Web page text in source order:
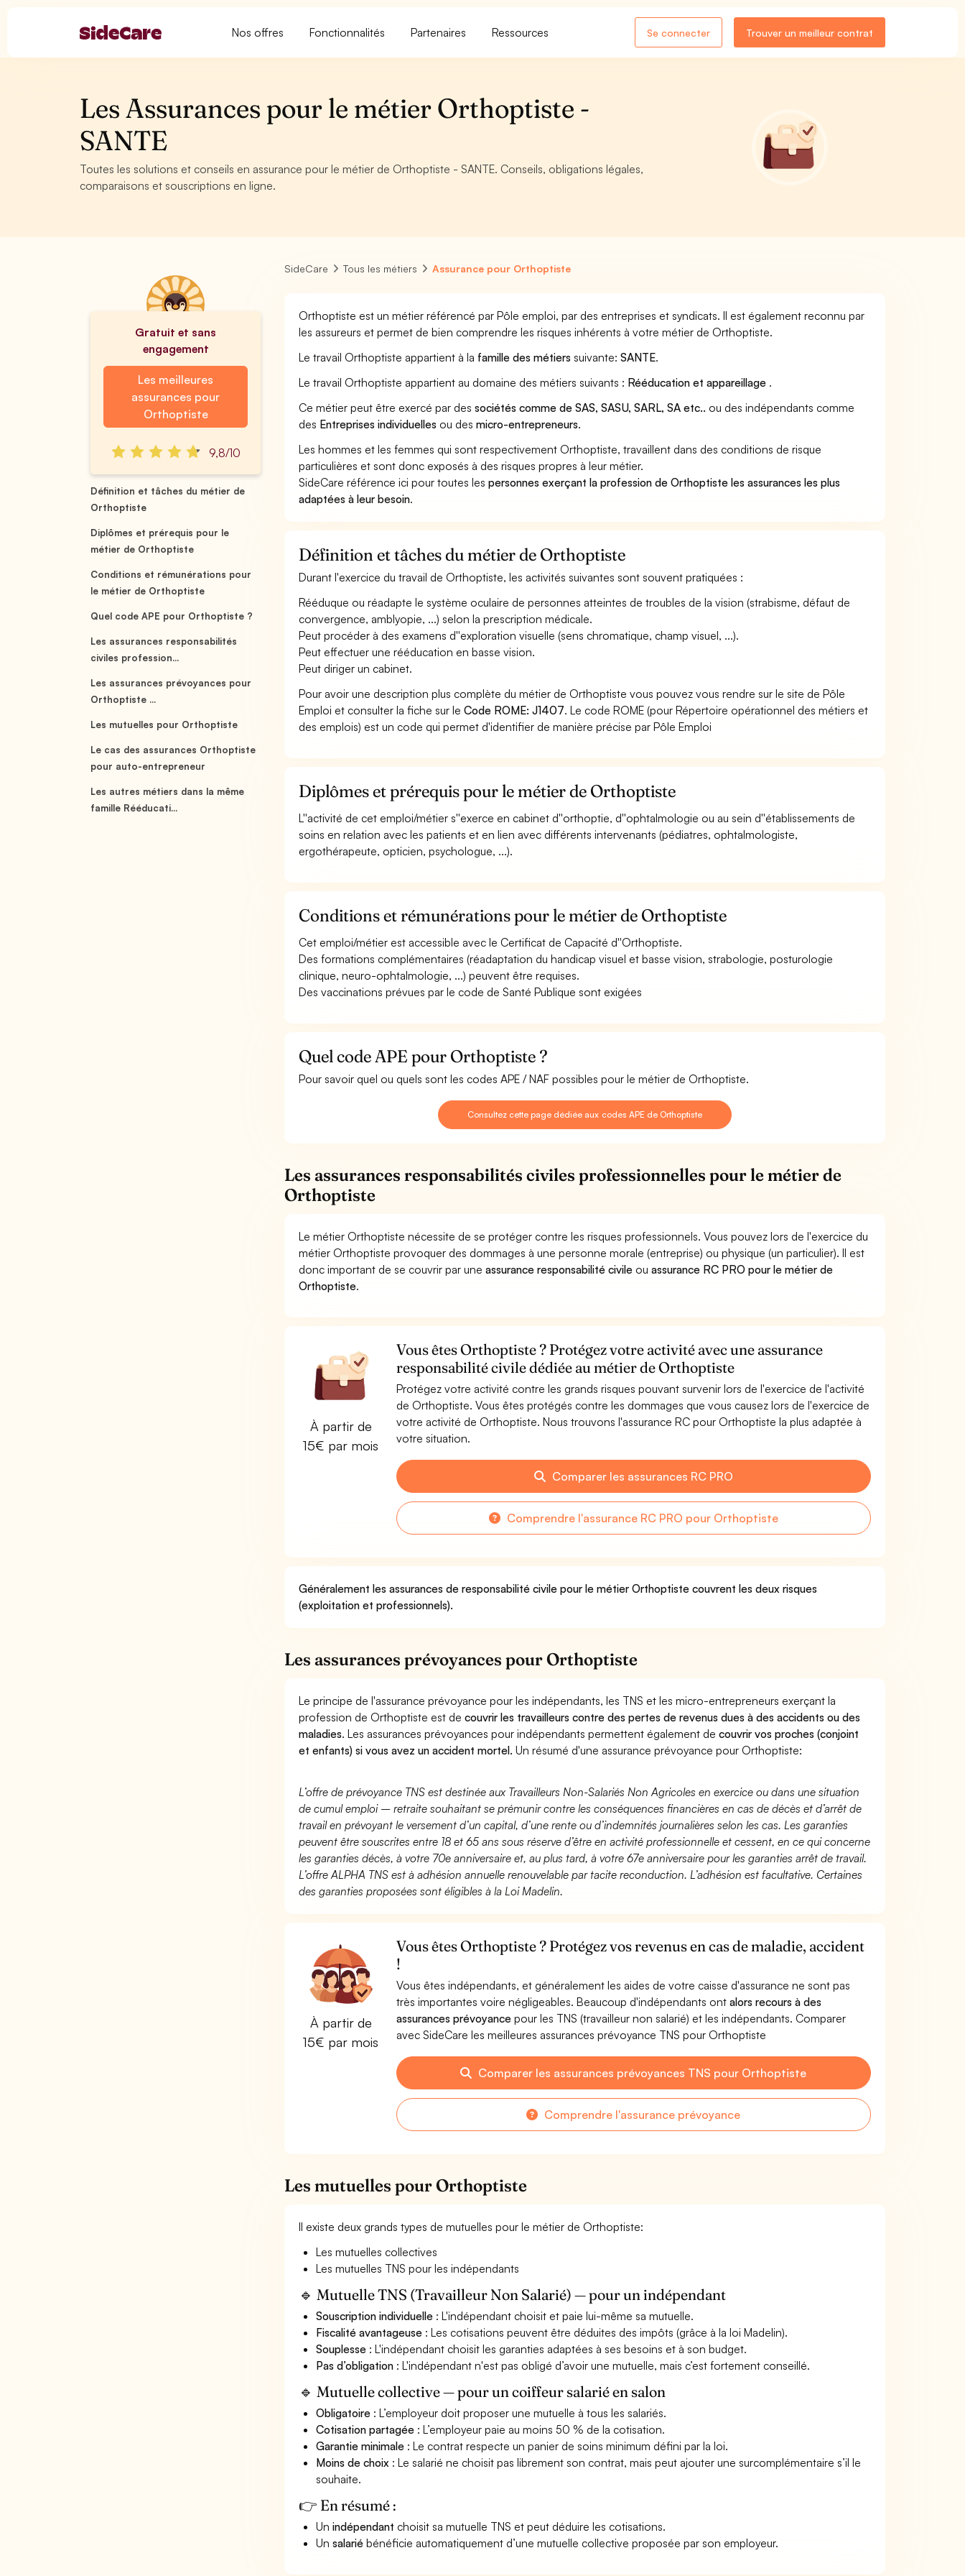
Nos offres Fonctionnalités Partenaires Ressources Se connecter Trouver un meilleur contrat
Les Assurances pour le métier Orthoptiste -
SANTE
Toutes les solutions et conseils en assurance pour le métier de Orthoptiste - SANTE. Conseils, obligations légales,
comparaisons et souscriptions en ligne.
Gratuit et sans
engagement
Les meilleures
assurances pour
Orthoptiste
9,8/10
Définition et tâches du métier de
Orthoptiste
Diplômes et prérequis pour le
métier de Orthoptiste
Conditions et rémunérations pour
le métier de Orthoptiste
Quel code APE pour Orthoptiste ?
Les assurances responsabilités
civiles profession...
Les assurances prévoyances pour
Orthoptiste ...
Les mutuelles pour Orthoptiste
Le cas des assurances Orthoptiste
pour auto-entrepreneur
Les autres métiers dans la même
famille Rééducati...
SideCare Tous les métiers Assurance pour Orthoptiste
Orthoptiste est un métier référencé par Pôle emploi, par des entreprises et syndicats. Il est également reconnu par
les assureurs et permet de bien comprendre les risques inhérents à votre métier de Orthoptiste.
Le travail Orthoptiste appartient à la famille des métiers suivante:SANTE.
Le travail Orthoptiste appartient au domaine des métiers suivants : Rééducation et appareillage .
Ce métier peut être exercé par dessociétés comme de SAS, SASU, SARL, SA etc.. ou des indépendants comme
des Entreprises individuelles ou desmicro-entrepreneurs.
Les hommes et les femmes qui sont respectivement Orthoptiste, travaillent dans des conditions de risque
particulières et sont donc exposés à des risques propres à leur métier.
SideCare référence ici pour toutes lespersonnes exerçant la profession de Orthoptiste les assurances les plus
adaptées à leur besoin.
Définition et tâches du métier de Orthoptiste
Durant l'exercice du travail de Orthoptiste, les activités suivantes sont souvent pratiquées :
Rééduque ou réadapte le système oculaire de personnes atteintes de troubles de la vision (strabisme, défaut de
convergence, amblyopie, ...) selon la prescription médicale.
Peut procéder à des examens d''exploration visuelle (sens chromatique, champ visuel, ...).
Peut effectuer une rééducation en basse vision.
Peut diriger un cabinet.
Pour avoir une description plus complète du métier de Orthoptiste vous pouvez vous rendre sur le site de Pôle
Emploi et consulter la fiche sur leCode ROME: J1407. Le code ROME (pour Répertoire opérationnel des métiers et
des emplois) est un code qui permet d'identifier de manière précise par Pôle Emploi
Diplômes et prérequis pour le métier de Orthoptiste
L''activité de cet emploi/métier s''exerce en cabinet d''orthoptie, d''ophtalmologie ou au sein d''établissements de
soins en relation avec les patients et en lien avec différents intervenants (pédiatres, ophtalmologiste,
ergothérapeute, opticien, psychologue, ...).
Conditions et rémunérations pour le métier de Orthoptiste
Cet emploi/métier est accessible avec le Certificat de Capacité d''Orthoptiste.
Des formations complémentaires (réadaptation du handicap visuel et basse vision, strabologie, posturologie
clinique, neuro-ophtalmologie, ...) peuvent être requises.
Des vaccinations prévues par le code de Santé Publique sont exigées
Quel code APE pour Orthoptiste ?
Pour savoir quel ou quels sont les codes APE / NAF possibles pour le métier de Orthoptiste.
Consultez cette page dédiée aux codes APE de Orthoptiste
Les assurances responsabilités civiles professionnelles pour le métier de
Orthoptiste
Le métier Orthoptiste nécessite de se protéger contre les risques professionnels. Vous pouvez lors de l'exercice du
métier Orthoptiste provoquer des dommages à une personne morale (entreprise) ou physique (un particulier). Il est
donc important de se couvrir par uneassurance responsabilité civile ouassurance RC PRO pour le métier de
Orthoptiste.
À partir de
15€ par mois
Vous êtes Orthoptiste ? Protégez votre activité avec une assurance
responsabilité civile dédiée au métier de Orthoptiste
Protégez votre activité contre les grands risques pouvant survenir lors de l'exercice de l'activité
de Orthoptiste. Vous êtes protégés contre les dommages que vous causez lors de l'exercice de
votre activité de Orthoptiste. Nous trouvons l'assurance RC pour Orthoptiste la plus adaptée à
votre situation.
Comparer les assurances RC PRO
Comprendre l'assurance RC PRO pour Orthoptiste
Généralement les assurances de responsabilité civile pour le métier Orthoptiste couvrent les deux risques
(exploitation et professionnels).
Les assurances prévoyances pour Orthoptiste
Le principe de l'assurance prévoyance pour les indépendants, les TNS et les micro-entrepreneurs exerçant la
profession de Orthoptiste est decouvrir les travailleurs contre des pertes de revenus dues à des accidents ou des
maladies. Les assurances prévoyances pour indépendants permettent également decouvrir vos proches (conjoint
et enfants) si vous avez un accident mortel. Un résumé d'une assurance prévoyance pour Orthoptiste:
L’offre de prévoyance TNS est destinée aux Travailleurs Non-Salariés Non Agricoles en exercice ou dans une situation
de cumul emploi – retraite souhaitant se prémunir contre les conséquences financières en cas de décès et d’arrêt de
travail en prévoyant le versement d’un capital, d’une rente ou d’indemnités journalières selon les cas. Les garanties
peuvent être souscrites entre 18 et 65 ans sous réserve d’être en activité professionnelle et cessent, en ce qui concerne
les garanties décès, à votre 70e anniversaire et, au plus tard, à votre 67e anniversaire pour les garanties arrêt de travail.
L’offre ALPHA TNS est à adhésion annuelle renouvelable par tacite reconduction. L’adhésion est facultative. Certaines
des garanties proposées sont éligibles à la Loi Madelin.
À partir de
15€ par mois
Vous êtes Orthoptiste ? Protégez vos revenus en cas de maladie, accident
!
Vous êtes indépendants, et généralement les aides de votre caisse d'assurance ne sont pas
très importantes voire négligeables. Beaucoup d'indépendants ont alors recours à des
assurances prévoyancepour les TNS (travailleur non salarié) et les indépendants. Comparer
avec SideCare les meilleures assurances prévoyance TNS pour Orthoptiste
Comparer les assurances prévoyances TNS pour Orthoptiste
Comprendre l'assurance prévoyance
Les mutuelles pour Orthoptiste
Il existe deux grands types de mutuelles pour le métier de Orthoptiste:
Les mutuelles collectives
Les mutuelles TNS pour les indépendants
🔹 Mutuelle TNS (Travailleur Non Salarié) — pour un indépendant
Souscription individuelle : L'indépendant choisit et paie lui-même sa mutuelle.
Fiscalité avantageuse : Les cotisations peuvent être déduites des impôts (grâce à la loi Madelin).
Souplesse : L'indépendant choisit les garanties adaptées à ses besoins et à son budget.
Pas d’obligation : L'indépendant n'est pas obligé d’avoir une mutuelle, mais c’est fortement conseillé.
🔹 Mutuelle collective — pour un coiffeur salarié en salon
Obligatoire : L’employeur doit proposer une mutuelle à tous les salariés.
Cotisation partagée : L’employeur paie au moins 50 % de la cotisation.
Garantie minimale : Le contrat respecte un panier de soins minimum défini par la loi.
Moins de choix : Le salarié ne choisit pas librement son contrat, mais peut ajouter une surcomplémentaire s’il le
souhaite.
👉 En résumé :
Unindépendant choisit sa mutuelle TNS et peut déduire les cotisations.
Unsalarié bénéficie automatiquement d’une mutuelle collective proposée par son employeur.